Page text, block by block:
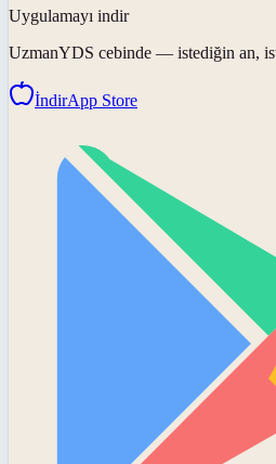
Uygulamayı indir
UzmanYDS cebinde — istediğin an,
İndirApp Store